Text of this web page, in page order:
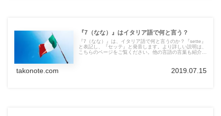
『7（なな）』はイタリア語で何と言う？
『7（なな）』は、イタリア語で何と言うのか？『sette』
と表記し、『セッテ』と発音します。より詳しい説明は、
こちらのページをご覧ください。他の言語の言葉も紹介し
takonote.com 2019.07.15